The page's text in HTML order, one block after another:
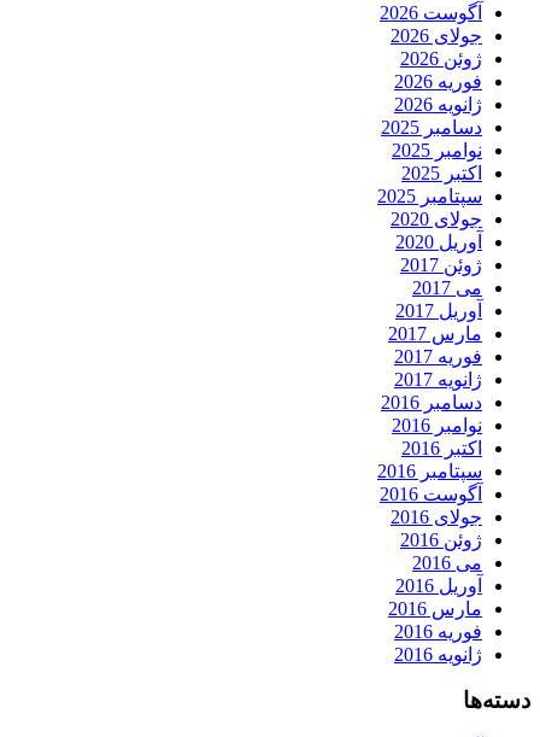
آگوست 2026
جولای 2026
ژوئن 2026
فوریه 2026
ژانویه 2026
دسامبر 2025
نوامبر 2025
اکتبر 2025
سپتامبر 2025
جولای 2020
آوریل 2020
ژوئن 2017
می 2017
آوریل 2017
مارس 2017
فوریه 2017
ژانویه 2017
دسامبر 2016
نوامبر 2016
اکتبر 2016
سپتامبر 2016
آگوست 2016
جولای 2016
ژوئن 2016
می 2016
آوریل 2016
مارس 2016
فوریه 2016
ژانویه 2016
دسته‌ها